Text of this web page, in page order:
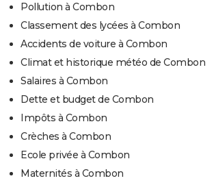
Pollution à Combon
Classement des lycées à Combon
Accidents de voiture à Combon
Climat et historique météo de Combon
Salaires à Combon
Dette et budget de Combon
Impôts à Combon
Crèches à Combon
Ecole privée à Combon
Maternités à Combon